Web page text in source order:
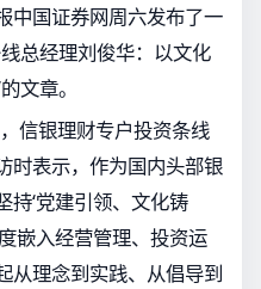
中国证券网周六发布了一
总经理刘俊华：以文化
文章。
信银理财专户投资条线
时表示，作为国内头部银
持‘党建引领、文化铸
嵌入经营管理、投资运
从理念到实践、从倡导到